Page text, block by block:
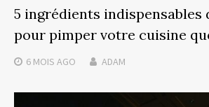
5 ingrédients indispensables
pour pimper votre cuisine
6 MOIS AGO ADAM